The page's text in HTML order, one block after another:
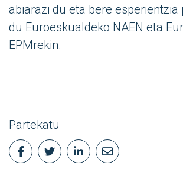
abiarazi du eta bere esperientzia
du Euroeskualdeko NAEN eta
EPMrekin.
Partekatu